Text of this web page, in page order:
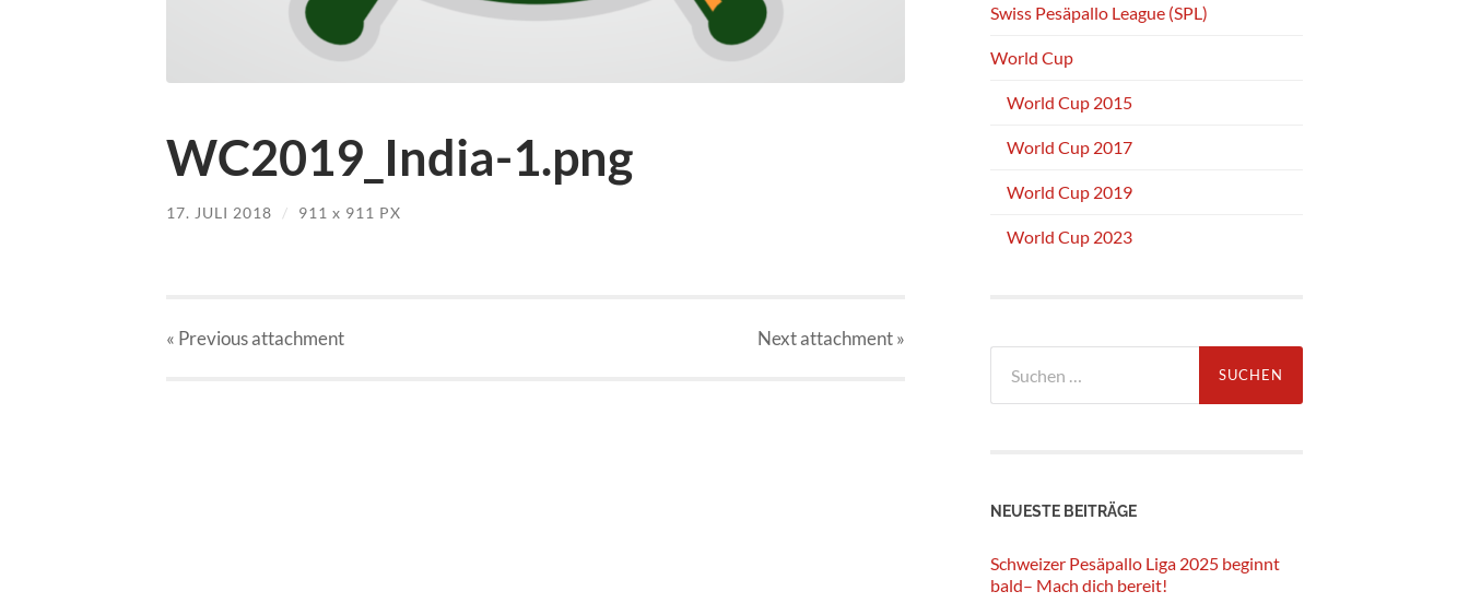
WC2019_India-1.png
17. JULI 2018 / 911 x 911 PX
« Previousattachment Nextattachment»
Swiss Pesäpallo League (SPL)
World Cup
World Cup 2015
World Cup 2017
World Cup 2019
World Cup 2023
nach:
NEUESTE BEITRÄGE
Schweizer Pesäpallo Liga 2025 beginnt
bald– Mach dich bereit!